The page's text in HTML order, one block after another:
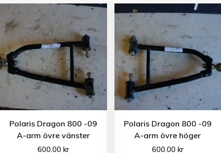
Polaris Dragon 800 -09
A-arm övre vänster
600.00kr
Polaris Dragon 800 -09
A-arm övre höger
600.00 kr